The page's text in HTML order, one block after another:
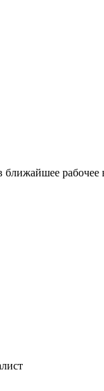
рабочее